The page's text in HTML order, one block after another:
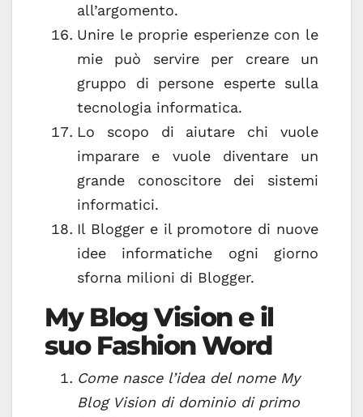
all’argomento.
Unire le proprie esperienze con le
mie può servire per creare un
gruppo di persone esperte sulla
tecnologia informatica.
Lo scopo di aiutare chi vuole
imparare e vuole diventare un
grande conoscitore dei sistemi
informatici.
Il Blogger e il promotore di nuove
idee informatiche ogni giorno
sforna milioni di Blogger.
My Blog Vision e il
suo Fashion Word
Come nasce l’idea del nome My
Blog Vision di dominio di primo